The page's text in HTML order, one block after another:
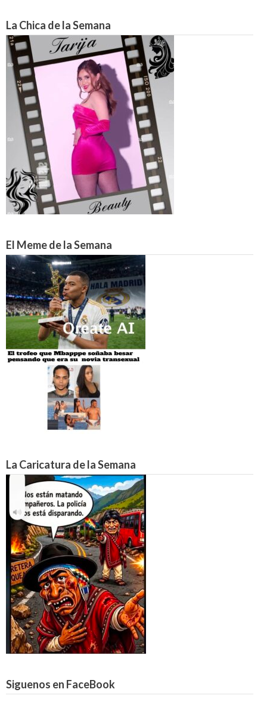
La Chica de la Semana
El Meme de la Semana
La Caricatura de la Semana
Siguenos en FaceBook